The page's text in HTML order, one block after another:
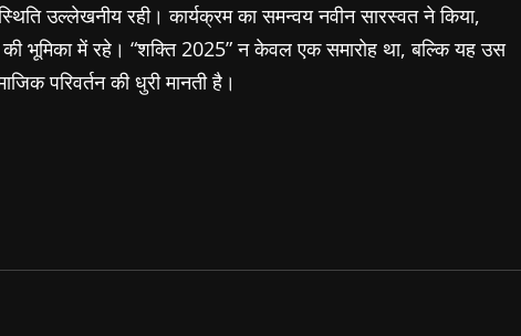
उल्लेखनीय रही। कार्यक्रम का समन्वय नवीन सारस्वत ने किया,
भूमिका में रहे। “शक्ति 2025” न केवल एक समारोह था, बल्कि यह उस
परिवर्तन की धुरी मानती है।